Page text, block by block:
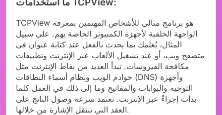
TCPView هو برنامج مثالي للأشخاص المهتمين بمعرفة
الواجهة الخلفية لأجهزة الكمبيوتر الخاصة بهم. على سبيل
المثال، يُعلمك بما يحدث بالفعل عند كتابة عنوان في
متصفح ويب، أو عند تشغيل الألعاب عبر الإنترنت وتطبيقات
مكافحة الفيروسات. تبدأ العديد من نقاط الإنترنت مثل
خوادم الويب ونظام أسماء النطاقات (DNS) وأجهزة
التوجيه والبوابات والمفاتيح وما إلى ذلك في العمل كلما
بدأت إجراءً عبر الإنترنت. تعتمد سرعة وصول الناتج على
العقد التي تنتقل الإشارة من خلالها.